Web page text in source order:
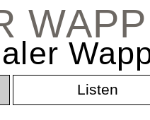
Listen